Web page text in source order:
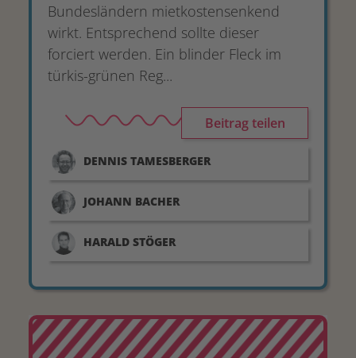
Bundesländern mietkostensenkend
wirkt. Entsprechend sollte dieser
forciert werden. Ein blinder Fleck im
türkis-grünen Reg...
Beitrag teilen
DENNIS TAMESBERGER
JOHANN BACHER
HARALD STÖGER